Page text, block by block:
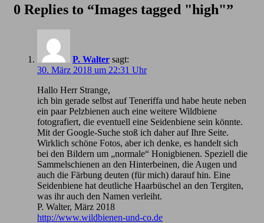
0 Replies to “Images tagged "high"”
P. Walter sagt:
30. März 2018 um 22:31 Uhr
Hallo Herr Strange,
ich bin gerade selbst auf Teneriffa und habe heute neben
ein paar Pelzbienen auch eine weitere Wildbiene
fotografiert, die eventuell eine Seidenbiene sein könnte.
Mit der Google-Suche stoß ich daher auf Ihre Seite.
Wirklich schöne Fotos, aber ich denke, es handelt sich
bei den Bildern um „normale“ Honigbienen. Speziell die
Sammelschienen an den Hinterbeinen, die Augen und
auch die Färbung deuten (für mich) darauf hin. Eine
Seidenbiene hat deutliche Haarbüschel an den Tergiten,
was ihr auch den Namen verleiht.
P. Walter, März 2018
http://www.wildbienen-und-co.de